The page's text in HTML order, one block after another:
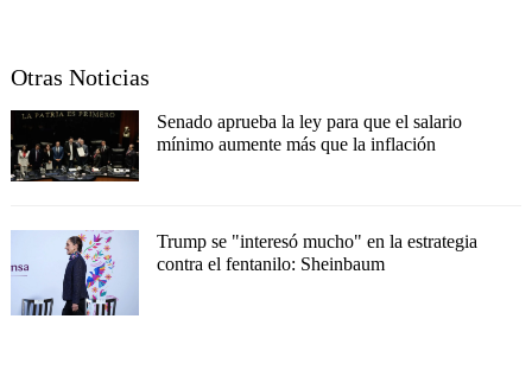
Otras Noticias
Senado aprueba la ley para que el salario
mínimo aumente más que la inflación
Trump se "interesó mucho" en la estrategia
contra el fentanilo: Sheinbaum